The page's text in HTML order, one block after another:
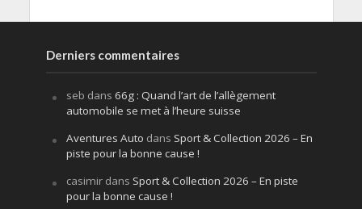
Derniers commentaires
seb dans 66g : Quand l’art de l’allègement
automobile se met à l’heure suisse
Aventures Auto dans Sport & Collection 2026 – En
piste pour la bonne cause !
casimirdans Sport & Collection 2026 – En piste
pour la bonne cause !